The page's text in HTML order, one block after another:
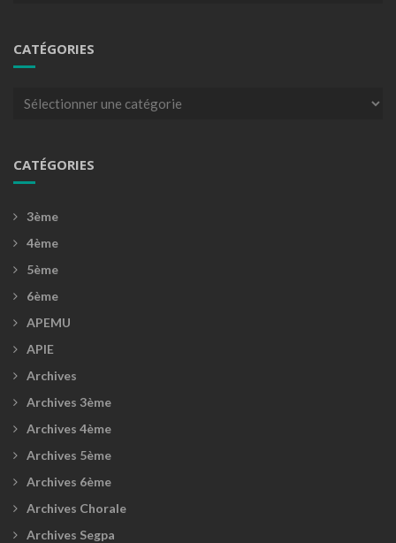
CATÉGORIES
Catégories
CATÉGORIES
3ème
4ème
5ème
6ème
APEMU
APIE
Archives
Archives 3ème
Archives 4ème
Archives 5ème
Archives 6ème
Archives Chorale
Archives Segpa